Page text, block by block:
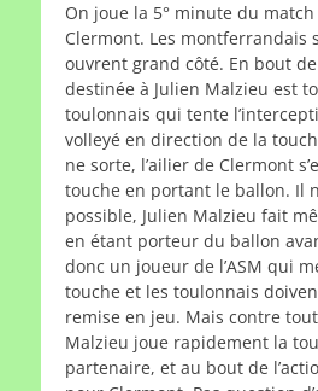
On joue la 5° minute du
Clermont. Les montferrandais
ouvrent grand côté. En bout
destinée à Julien Malzieu est
toulonnais qui tente
volleyé en direction de la
ne sorte, l’ailier de Clermont
touche en portant le ballon. Il
possible, Julien Malzieu fait
en étant porteur du ballon
donc un joueur de l’ASM qui
touche et les toulonnais
remise en jeu. Mais contre
Malzieu joue rapidement la
partenaire, et au bout de